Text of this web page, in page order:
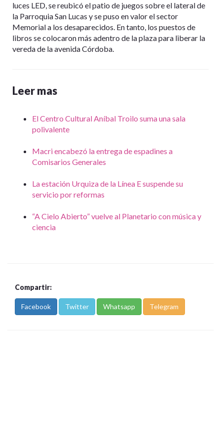
luces LED, se reubicó el patio de juegos sobre el lateral de
la Parroquia San Lucas y se puso en valor el sector
Memorial a los desaparecidos. En tanto, los puestos de
libros se colocaron más adentro de la plaza para liberar la
vereda de la avenida Córdoba.
Leer mas
El Centro Cultural Aníbal Troilo suma una sala
polivalente
Macri encabezó la entrega de espadines a
Comisarios Generales
La estación Urquiza de la Línea E suspende su
servicio por reformas
“A Cielo Abierto” vuelve al Planetario con música y
ciencia
Compartir:
Facebook Twitter Whatsapp Telegram